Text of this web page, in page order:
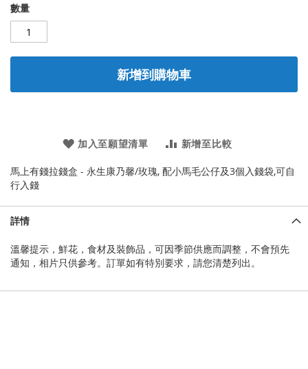
images
gallery
數量
新增到購物車
加入至願望清單 新增至比較
馬上有錢拉錢盒 - 永生康乃馨/玫瑰, 配小馬毛公仔及3個入錢袋,可自
行入錢
詳情
溫馨提示，鮮花，食材及裝飾品，可因季節供應而調整，不會預先
通知，相片只供參考。訂單如有特別要求，請您清楚列出。